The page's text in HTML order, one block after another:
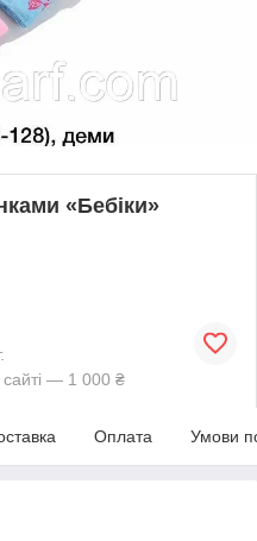
«Бебіки»
— 1 000 ₴
Оплата Умови